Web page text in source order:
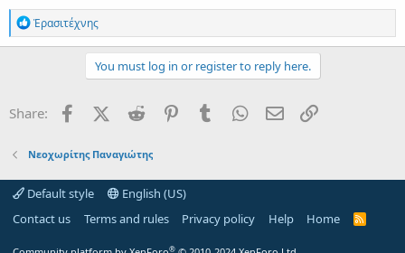
R
e
a
o
n
:
Ἐρασιτέχνης
You must log in or register to reply here.
Share: FacebookX (Twitter)
Reddit PinterestTumblr WhatsApp
Email
Νεοχωρίτης Παναγιώτης
Default style
English (US)
Contact us
Terms and rules Privacy policy Help Home
R
®